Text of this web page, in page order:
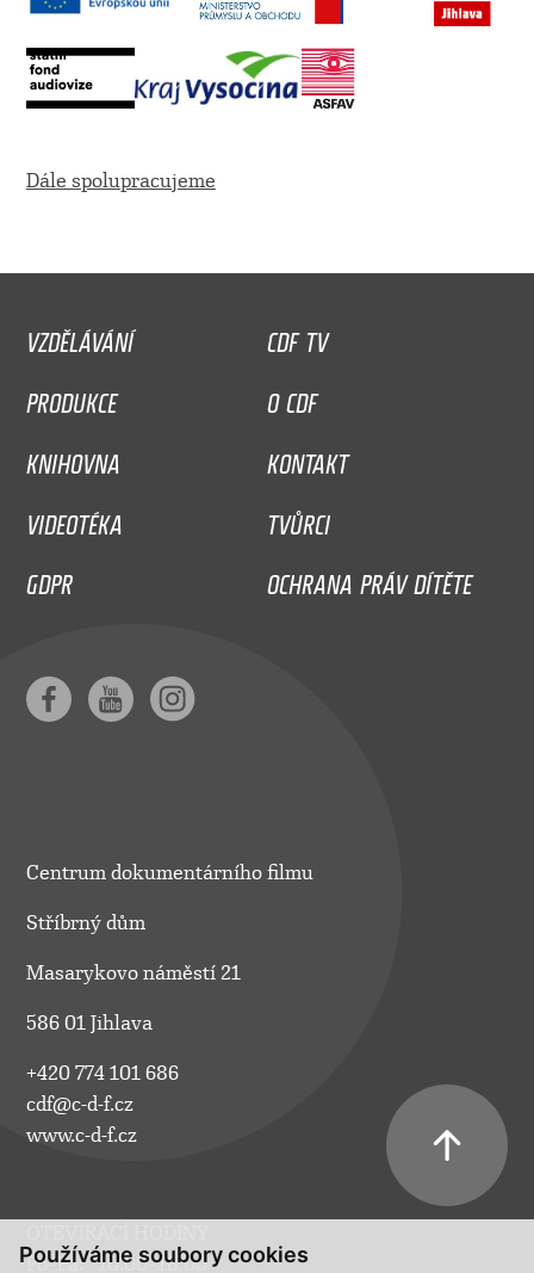
Používáme soubory cookies
Dále spolupracujeme
VZDĚLÁVÁNÍ
CDF TV
PRODUKCE
O CDF
KNIHOVNA
KONTAKT
VIDEOTÉKA
TVŮRCI
GDPR
OCHRANA PRÁV DÍTĚTE
Centrum dokumentárního filmu
Stříbrný dům
Masarykovo náměstí 21
586 01 Jihlava
+420 774 101 686
cdf@c-d-f.cz
www.c-d-f.cz
Po–Pá:
10.00–18.00